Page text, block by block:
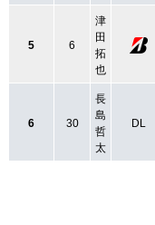
5 6
津
田
拓
也
6 30
長
島
哲
太
DL